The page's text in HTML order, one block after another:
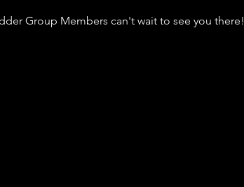
Group Members can't wait to see you there!